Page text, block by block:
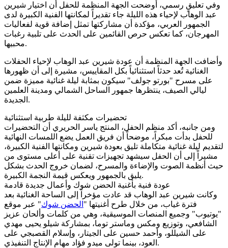
وفي تعليقٍ رسمي، أوضحت الجهة المنظمة للحفل أن اختيار شيرين
عبد الوهاب لإحياء هذه الليلة جاء تقديراً لمكانتها الفنية الكبيرة لدى
الجمهور العربي، مؤكدة أن مشاركتها تمثل إضافة قوية لفعاليات
المهرجان، كما تعكس حرص القائمين على الحدث على تلبية رغبات
محبيها.
وأضافت الجهة المنظمة أن عودة شيرين عبد الوهاب لإحياء الحفلات
الغنائية تُعد حدثاً استثنائياً بكل المقاييس، مشيرة إلى أن ظهورها
على مسرح "بورتو جولف" سيكون بمثابة ليلة غنائية مميزة ضمن
ليالي الصيف، ينتظرها جمهور الساحل الشمالي ومدينة العلمين
الجديدة.
تحضيرات مكثفة لليلة طربية استثنائية
ومن جانبه، أكد منظم الحفل، المنتج ياسر الحريري أن التحضيرات
للحفل بدأت مبكراً، موضحاً أن فريق العمل يضع اللمسات النهائية
لتقديم ليلة غنائية متكاملة تليق بعودة شيرين ومكانتها الفنية الكبيرة،
مشيراً إلى أن الحفل سيشهد تجهيزات تقنية على أعلى مستوى من
حيث أنظمة الصوت والإضاءة والمسرح، لضمان خروج الحدث بشكل
يليق بالجمهور ويعكس قيمة النجمة الكبيرة.
عودة فنية بأغنية الحضن شوك وأعمال جديدة قادمة
وكانت شيرين عبد الوهاب قد عادت مؤخراً إلى الساحة الغنائية بعد
فترة غياب، من خلال طرح أغنيتها " الحضن شوك" عبر موقع
"يوتيوب" وجميع المنصات الموسيقية، وهي من كلمات وألحان عزيز
الشافعي، وتوزيع ومكس وماستر توما، بمشاركة شيلو يحيى مهدي
على الشيللو، وأحمد حسين على الجيتار، وإسلام القصبجي على
العود، بينما تولى ميدو فؤاد مهام الإنتاج التنفيذي.